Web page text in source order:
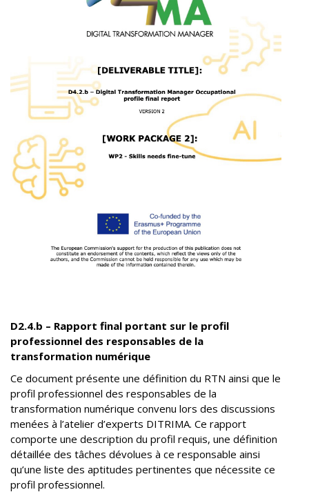
D2.4.b – Rapport final portant sur le profil
professionnel des responsables de la
transformation numérique
Ce document présente une définition du RTN ainsi que le
profil professionnel des responsables de la
transformation numérique convenu lors des discussions
menées à l’atelier d’experts DITRIMA. Ce rapport
comporte une description du profil requis, une définition
détaillée des tâches dévolues à ce responsable ainsi
qu’une liste des aptitudes pertinentes que nécessite ce
profil professionnel.